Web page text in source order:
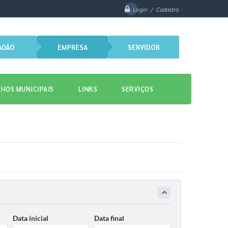
Login / Cadastro
EMPRESA SERVIDOR
MUNICIPAIS LINKS SERVIÇOS
Data inicial Data final